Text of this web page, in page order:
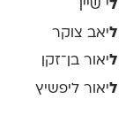
לי שיין
ליאב צוקר
ליאור בן־זקן
ליאור ליפשיץ